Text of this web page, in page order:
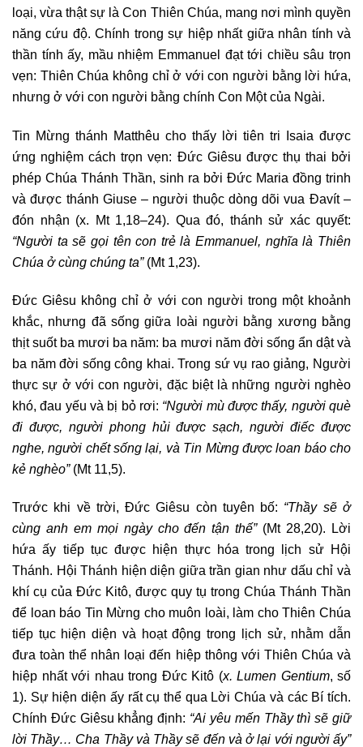
loại, vừa thật sự là Con Thiên Chúa, mang nơi mình quyền
năng cứu độ. Chính trong sự hiệp nhất giữa nhân tính và
thần tính ấy, mầu nhiệm Emmanuel đạt tới chiều sâu trọn
vẹn: Thiên Chúa không chỉ ở với con người bằng lời hứa,
nhưng ở với con người bằng chính Con Một của Ngài.
Tin Mừng thánh Matthêu cho thấy lời tiên tri Isaia được
ứng nghiệm cách trọn vẹn: Đức Giêsu được thụ thai bởi
phép Chúa Thánh Thần, sinh ra bởi Đức Maria đồng trinh
và được thánh Giuse – người thuộc dòng dõi vua Đavít –
đón nhận (x. Mt 1,18–24). Qua đó, thánh sử xác quyết:
“Người ta sẽ gọi tên con trẻ là Emmanuel, nghĩa là Thiên
Chúa ở cùng chúng ta”(Mt 1,23).
Đức Giêsu không chỉ ở với con người trong một khoảnh
khắc, nhưng đã sống giữa loài người bằng xương bằng
thịt suốt ba mươi ba năm: ba mươi năm đời sống ẩn dật và
ba năm đời sống công khai. Trong sứ vụ rao giảng, Người
thực sự ở với con người, đặc biệt là những người nghèo
khó, đau yếu và bị bỏ rơi: “Người mù được thấy, người què
đi được, người phong hủi được sạch, người điếc được
nghe, người chết sống lại, và Tin Mừng được loan báo cho
kẻ nghèo”(Mt 11,5).
Trước khi về trời, Đức Giêsu còn tuyên bố: “Thầy sẽ ở
cùng anh em mọi ngày cho đến tận thế”(Mt 28,20). Lời
hứa ấy tiếp tục được hiện thực hóa trong lịch sử Hội
Thánh. Hội Thánh hiện diện giữa trần gian như dấu chỉ và
khí cụ của Đức Kitô, được quy tụ trong Chúa Thánh Thần
để loan báo Tin Mừng cho muôn loài, làm cho Thiên Chúa
tiếp tục hiện diện và hoạt động trong lịch sử, nhằm dẫn
đưa toàn thể nhân loại đến hiệp thông với Thiên Chúa và
hiệp nhất với nhau trong Đức Kitô (x. Lumen Gentium, số
1). Sự hiện diện ấy rất cụ thể qua Lời Chúa và các Bí tích.
Chính Đức Giêsu khẳng định: “Ai yêu mến Thầy thì sẽ giữ
lời Thầy… Cha Thầy và Thầy sẽ đến và ở lại với người ấy”